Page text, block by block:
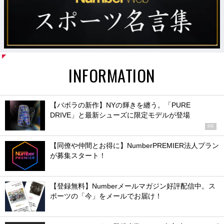
INFORMATION
【バボラの新作】NYの輝きを纏う。「PURE
DRIVE」と最新シューズに限定モデルが登場
PR
【同僚や仲間とお得に】NumberPREMIER法人プラン
が募集スタート！
【登録無料】Numberメールマガジン好評配信中。ス
ポーツの「今」をメールでお届け！